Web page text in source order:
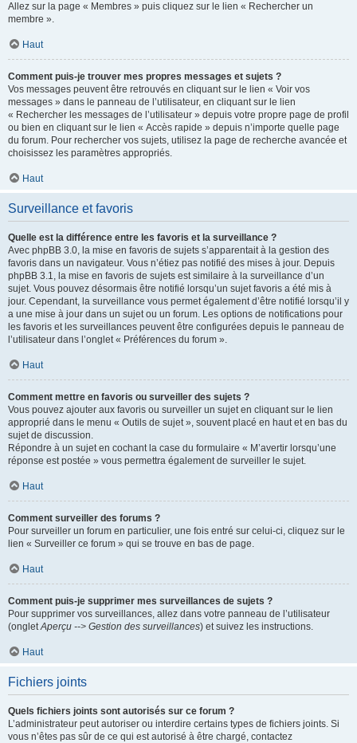
Allez sur la page « Membres » puis cliquez sur le lien « Rechercher un
membre ».
Haut
Comment puis-je trouver mes propres messages et sujets ?
Vos messages peuvent être retrouvés en cliquant sur le lien « Voir vos
messages » dans le panneau de l’utilisateur, en cliquant sur le lien
« Rechercher les messages de l’utilisateur » depuis votre propre page de profil
ou bien en cliquant sur le lien « Accès rapide » depuis n’importe quelle page
du forum. Pour rechercher vos sujets, utilisez la page de recherche avancée et
choisissez les paramètres appropriés.
Haut
Surveillance et favoris
Quelle est la différence entre les favoris et la surveillance ?
Avec phpBB 3.0, la mise en favoris de sujets s’apparentait à la gestion des
favoris dans un navigateur. Vous n’étiez pas notifié des mises à jour. Depuis
phpBB 3.1, la mise en favoris de sujets est similaire à la surveillance d’un
sujet. Vous pouvez désormais être notifié lorsqu’un sujet favoris a été mis à
jour. Cependant, la surveillance vous permet également d’être notifié lorsqu’il y
a une mise à jour dans un sujet ou un forum. Les options de notifications pour
les favoris et les surveillances peuvent être configurées depuis le panneau de
l’utilisateur dans l’onglet « Préférences du forum ».
Haut
Comment mettre en favoris ou surveiller des sujets ?
Vous pouvez ajouter aux favoris ou surveiller un sujet en cliquant sur le lien
approprié dans le menu « Outils de sujet », souvent placé en haut et en bas du
sujet de discussion.
Répondre à un sujet en cochant la case du formulaire « M’avertir lorsqu’une
réponse est postée » vous permettra également de surveiller le sujet.
Haut
Comment surveiller des forums ?
Pour surveiller un forum en particulier, une fois entré sur celui-ci, cliquez sur le
lien « Surveiller ce forum » qui se trouve en bas de page.
Haut
Comment puis-je supprimer mes surveillances de sujets ?
Pour supprimer vos surveillances, allez dans votre panneau de l’utilisateur
(ongletAperçu --> Gestion des surveillances) et suivez les instructions.
Haut
Fichiers joints
Quels fichiers joints sont autorisés sur ce forum ?
L’administrateur peut autoriser ou interdire certains types de fichiers joints. Si
vous n’êtes pas sûr de ce qui est autorisé à être chargé, contactez